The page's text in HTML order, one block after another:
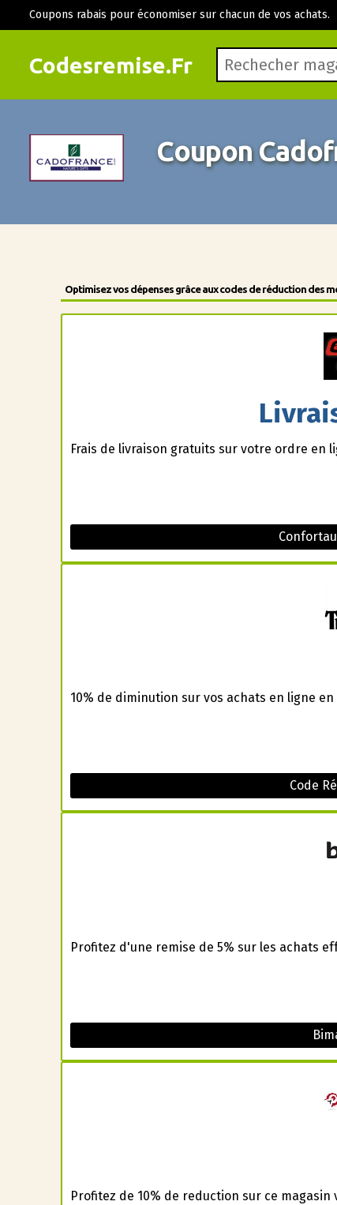
Codesremise.Fr
Coupons rabais pour économiser sur chacun de vos achats.
Coupon
Optimisez vos dépenses grâce aux codes de réduction des
Frais de livraison gratuits sur votre ordre en
10% de diminution sur vos achats en ligne
Code
Profitez d'une remise de 5% sur les achats
Profitez de 10% de reduction sur ce